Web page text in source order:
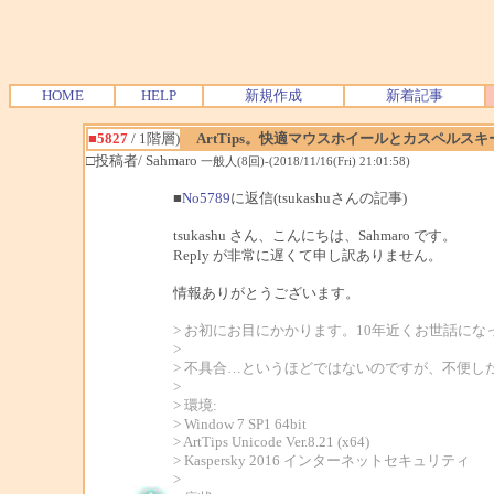
HOME HELP 新規作成 新着記事
■5827/ 1階層)
ArtTips。快適マウスホイールとカスペルスキ
□投稿者/ Sahmaro 一般人(8回)-(2018/11/16(Fri) 21:01:58)
■No5789に返信(tsukashuさんの記事)
tsukashu さん、こんにちは、Sahmaro です。
Reply が非常に遅くて申し訳ありません。
情報ありがとうございます。
> お初にお目にかかります。10年近くお世話にな
>
> 不具合…というほどではないのですが、不便し
>
> 環境:
> Window 7 SP1 64bit
> ArtTips Unicode Ver.8.21 (x64)
> Kaspersky 2016 インターネットセキュリティ
>